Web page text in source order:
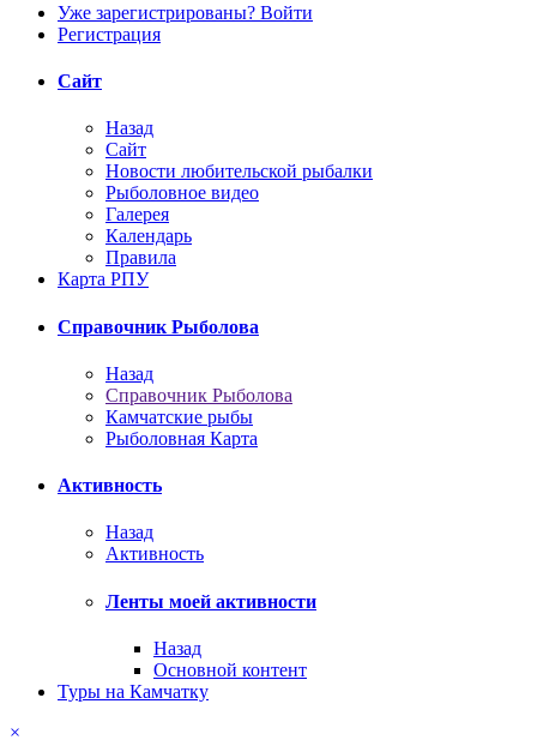
Уже зарегистрированы? Войти
Регистрация
Сайт
Назад
Сайт
Новости любительской рыбалки
Рыболовное видео
Галерея
Календарь
Правила
Карта РПУ
Справочник Рыболова
Назад
Справочник Рыболова
Камчатские рыбы
Рыболовная Карта
Активность
Назад
Активность
Ленты моей активности
Назад
Основной контент
Туры на Камчатку
×